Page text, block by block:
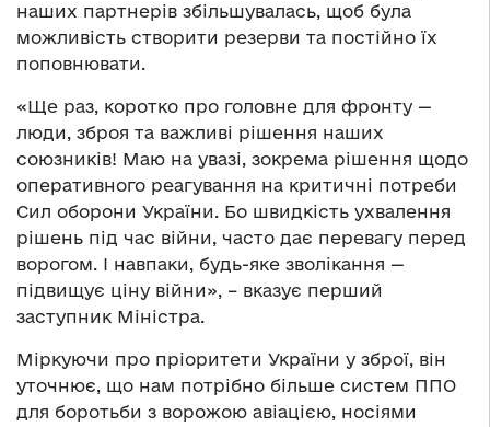
наших партнерів збільшувалась, щоб була
можливість створити резерви та постійно їх
поповнювати.
«Ще раз, коротко про головне для фронту —
люди, зброя та важливі рішення наших
союзників! Маю на увазі, зокрема рішення щодо
оперативного реагування на критичні потреби
Сил оборони України. Бо швидкість ухвалення
рішень під час війни, часто дає перевагу перед
ворогом. І навпаки, будь-яке зволікання —
підвищує ціну війни», – вказує перший
заступник Міністра.
Міркуючи про пріоритети України у зброї, він
уточнює, що нам потрібно більше систем ППО
для боротьби з ворожою авіацією, носіями